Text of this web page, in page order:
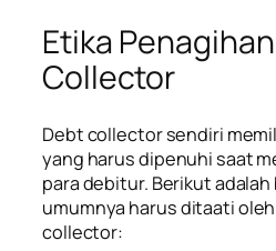
Etika
Collector
Debt collector sendiri
yang harus dipenuhi saat
para debitur. Berikut
umumnya harus ditaati
collector: